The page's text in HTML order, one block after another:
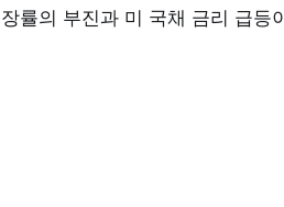
률의 부진과 미 국채 금리 급등